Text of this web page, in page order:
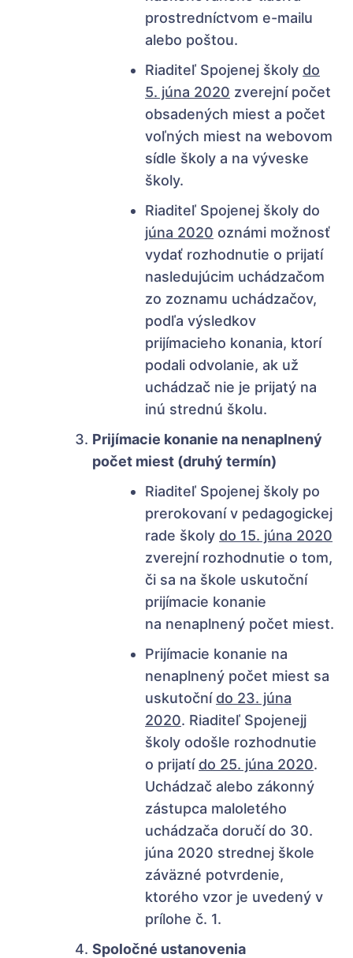
prostredníctvom e-mailu
alebo poštou.
Riaditeľ Spojenej školy do
5. júna 2020 zverejní počet
obsadených miest a počet
voľných miest na webovom
sídle školy a na výveske
školy.
Riaditeľ Spojenej školy do
júna 2020 oznámi možnosť
vydať rozhodnutie o prijatí
nasledujúcim uchádzačom
zo zoznamu uchádzačov,
podľa výsledkov
prijímacieho konania, ktorí
podali odvolanie, ak už
uchádzač nie je prijatý na
inú strednú školu.
Prijímacie konanie na nenaplnený
počet miest (druhý termín)
Riaditeľ Spojenej školy po
prerokovaní v pedagogickej
rade školy do 15. júna 2020
zverejní rozhodnutie o tom,
či sa na škole uskutoční
prijímacie konanie
na nenaplnený počet miest.
Prijímacie konanie na
nenaplnený počet miest sa
uskutoční do 23. júna
2020. Riaditeľ Spojenejj
školy odošle rozhodnutie
o prijatí do 25. júna 2020.
Uchádzač alebo zákonný
zástupca maloletého
uchádzača doručí do 30.
júna 2020 strednej škole
záväzné potvrdenie,
ktorého vzor je uvedený v
prílohe č. 1.
Spoločné ustanovenia